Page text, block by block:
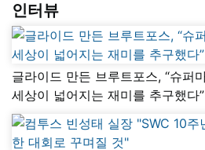
인터뷰
글라이드 만든 브루트포스, “슈퍼
세상이 넓어지는 재미를 추구했다”